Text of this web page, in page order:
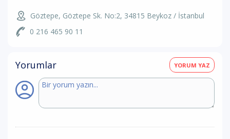
Göztepe, Göztepe Sk. No:2, 34815 Beykoz / İstanbul
0 216 465 90 11
Yorumlar YORUM YAZ